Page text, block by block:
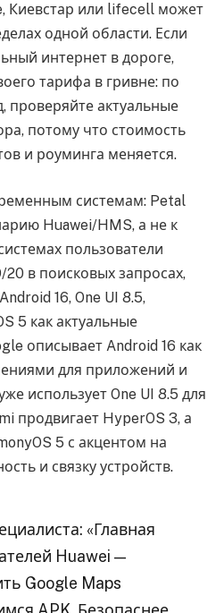
Киевстар или lifecell может
одной области. Если
интернет в дороге,
тарифа в гривне: по
проверяйте актуальные
потому что стоимость
и роуминга меняется.
системам: Petal
Huawei/HMS, а не к
пользователи
20 в поисковых запросах,
16, One UI 8.5,
5 как актуальные
описывает Android 16 как
для приложений и
использует One UI 8.5 для
продвигает HyperOS 3, а
5 с акцентом на
и связку устройств.
«Главная
Huawei —
Google Maps